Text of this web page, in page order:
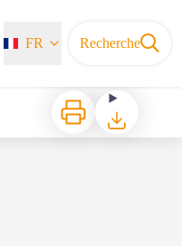
FR Recherche
Imprimer Télécharger